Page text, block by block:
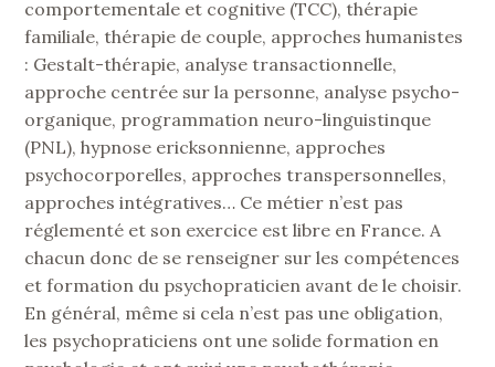
comportementale et cognitive (TCC), thérapie
familiale, thérapie de couple, approches humanistes
: Gestalt-thérapie, analyse transactionnelle,
approche centrée sur la personne, analyse psycho-
organique, programmation neuro-linguistinque
(PNL), hypnose ericksonnienne, approches
psychocorporelles, approches transpersonnelles,
approches intégratives… Ce métier n’est pas
réglementé et son exercice est libre en France. A
chacun donc de se renseigner sur les compétences
et formation du psychopraticien avant de le choisir.
En général, même si cela n’est pas une obligation,
les psychopraticiens ont une solide formation en